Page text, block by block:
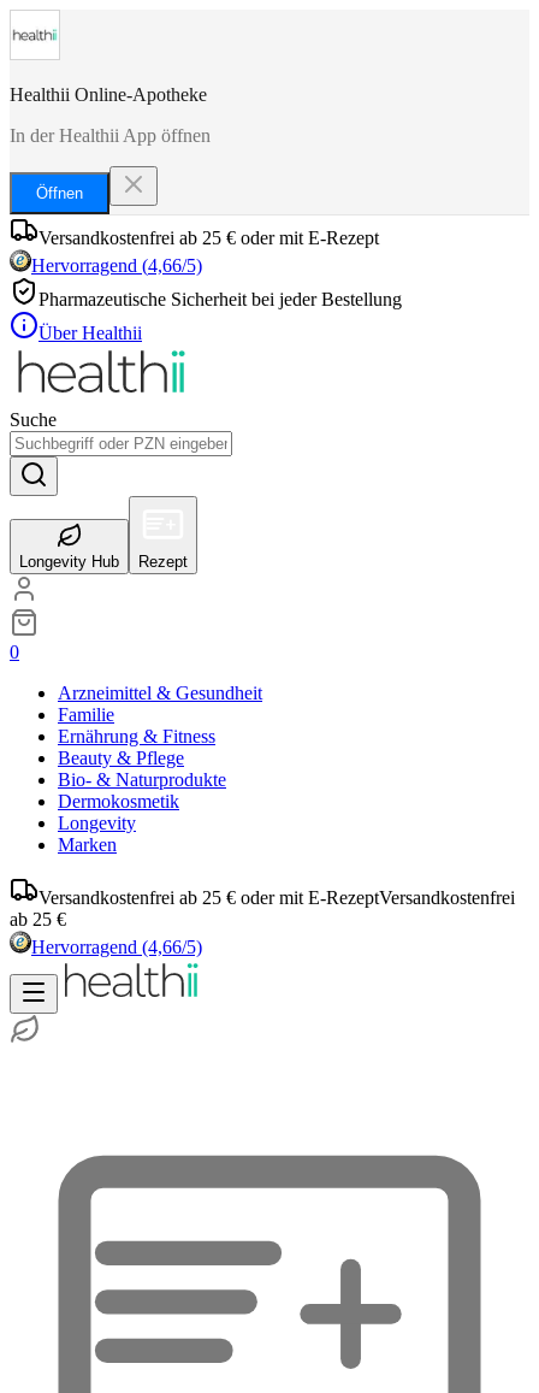
Healthii Online-Apotheke
In der Healthii App öffnen
Öffnen
Versandkostenfrei ab 25 € oder mit E-Rezept
Hervorragend (4,66/5)
Pharmazeutische Sicherheit bei jeder Bestellung
Über Healthii
Suche
Longevity Hub Rezept
0
Arzneimittel & Gesundheit
Familie
Ernährung & Fitness
Beauty & Pflege
Bio- & Naturprodukte
Dermokosmetik
Longevity
Marken
Versandkostenfrei ab 25 € oder mit E-RezeptVersandkostenfrei
ab 25 €
Hervorragend (4,66/5)